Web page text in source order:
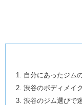
自分にあったジム
渋谷のボディメイ
渋谷のジム選びで